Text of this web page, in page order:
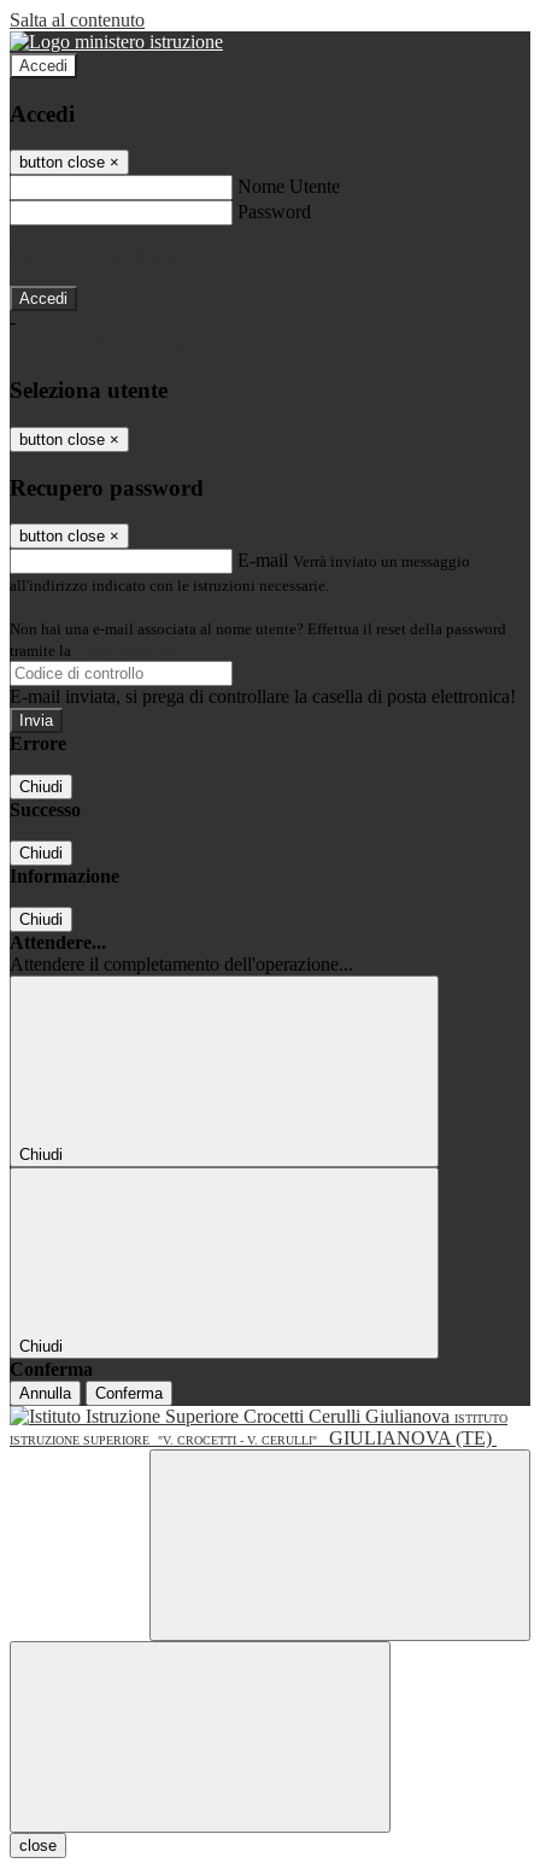
Salta al contenuto
Accedi
Accedi
button close ×
Nome Utente
Password
-
Seleziona utente
button close ×
Recupero password
button close ×
E-mail Verrà inviato un messaggio
all'indirizzo indicato con le istruzioni necessarie.
Non hai una e-mail associata al nome utente? Effettua il reset della password
tramite la
E-mail inviata, si prega di controllare la casella di posta elettronica!
Errore
Chiudi
Successo
Chiudi
Informazione
Chiudi
Attendere...
Attendere il completamento dell'operazione...
Chiudi
Chiudi
Conferma
Annulla Conferma
ISTITUTO
ISTRUZIONE SUPERIORE
"V. CROCETTI - V. CERULLI" GIULIANOVA (TE)
close